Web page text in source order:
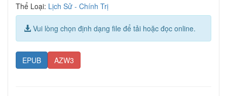
Thể Loại: Lịch Sử - Chính Trị
Vui lòng chọn định dạng file để tải hoặc đọc online.
EPUB AZW3